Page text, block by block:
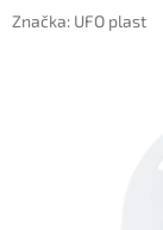
Značka: UFO plast